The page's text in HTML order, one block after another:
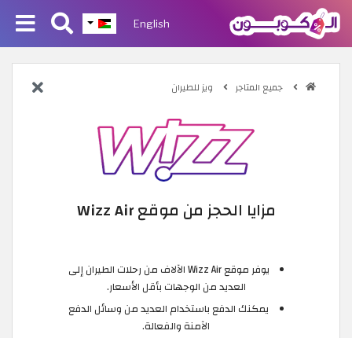
English
جميع المتاجر ويز للطيران
مزايا الحجز من موقع Wizz Air
يوفر موقع Wizz Air الآلاف من رحلات الطيران إلى
العديد من الوجهات بأقل الأسعار.
يمكنك الدفع باستخدام العديد من وسائل الدفع
الآمنة والفعالة.